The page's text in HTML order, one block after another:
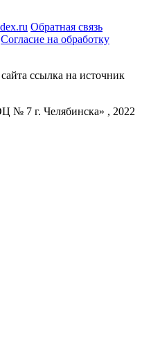
Обратная связь
Согласие на обработку
ссылка на источник
7 г. Челябинска» , 2022